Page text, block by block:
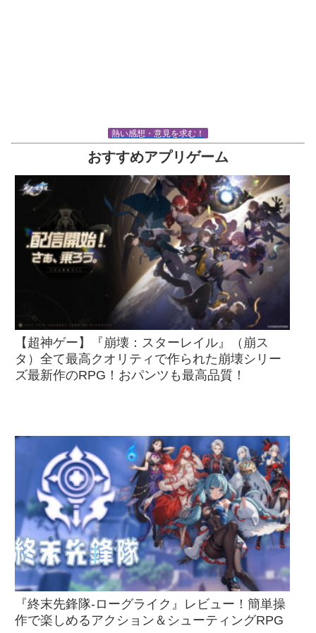
熱い感想・意見を求む！
おすすめアプリゲーム
【超神ゲー】『崩壊：スターレイル』（崩ス
タ）全て最高クオリティで作られた崩壊シリー
ズ最新作のRPG！おパンツも最高品質！
『終末先鋒隊-ローグライク』レビュー！簡単操
作で楽しめるアクション＆シューティングRPG